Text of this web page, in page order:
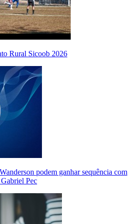
Rural Sicoob 2026
podem ganhar sequência com
Pec